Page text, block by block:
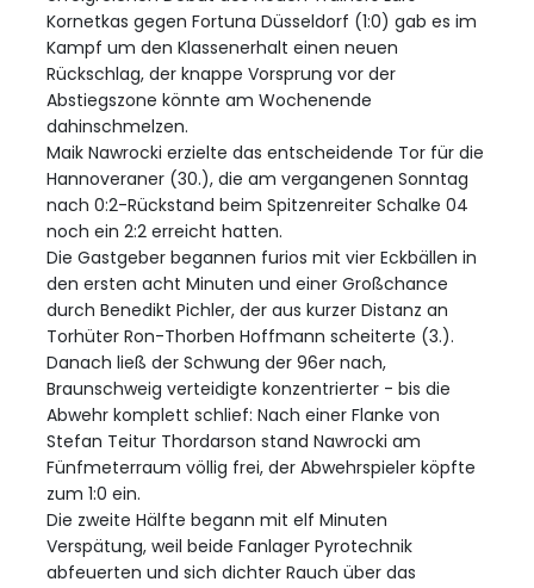
Kornetkas gegen Fortuna Düsseldorf (1:0) gab es im
Kampf um den Klassenerhalt einen neuen
Rückschlag, der knappe Vorsprung vor der
Abstiegszone könnte am Wochenende
dahinschmelzen.
Maik Nawrocki erzielte das entscheidende Tor für die
Hannoveraner (30.), die am vergangenen Sonntag
nach 0:2-Rückstand beim Spitzenreiter Schalke 04
noch ein 2:2 erreicht hatten.
Die Gastgeber begannen furios mit vier Eckbällen in
den ersten acht Minuten und einer Großchance
durch Benedikt Pichler, der aus kurzer Distanz an
Torhüter Ron-Thorben Hoffmann scheiterte (3.).
Danach ließ der Schwung der 96er nach,
Braunschweig verteidigte konzentrierter - bis die
Abwehr komplett schlief: Nach einer Flanke von
Stefan Teitur Thordarson stand Nawrocki am
Fünfmeterraum völlig frei, der Abwehrspieler köpfte
zum 1:0 ein.
Die zweite Hälfte begann mit elf Minuten
Verspätung, weil beide Fanlager Pyrotechnik
abfeuerten und sich dichter Rauch über das